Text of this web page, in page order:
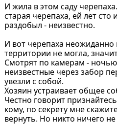
И жила в этом саду
старая черепаха, ей лет сто
раздобыл - неизвестно.
И вот черепаха неожиданно
территории не могла,
Смотрят по камерам -
неизвестные через забор
увезли с собой.
Хозяин устраивает общее
Честно говорит
кому, по секрету мне
вернуть. Но никто ничего